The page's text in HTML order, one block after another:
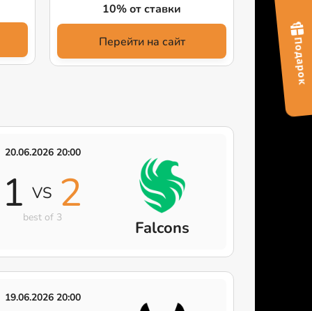
10% от ставки
Перейти на сайт
20.06.2026 20:00
1 VS 2
best of 3 Falcons
19.06.2026 20:00